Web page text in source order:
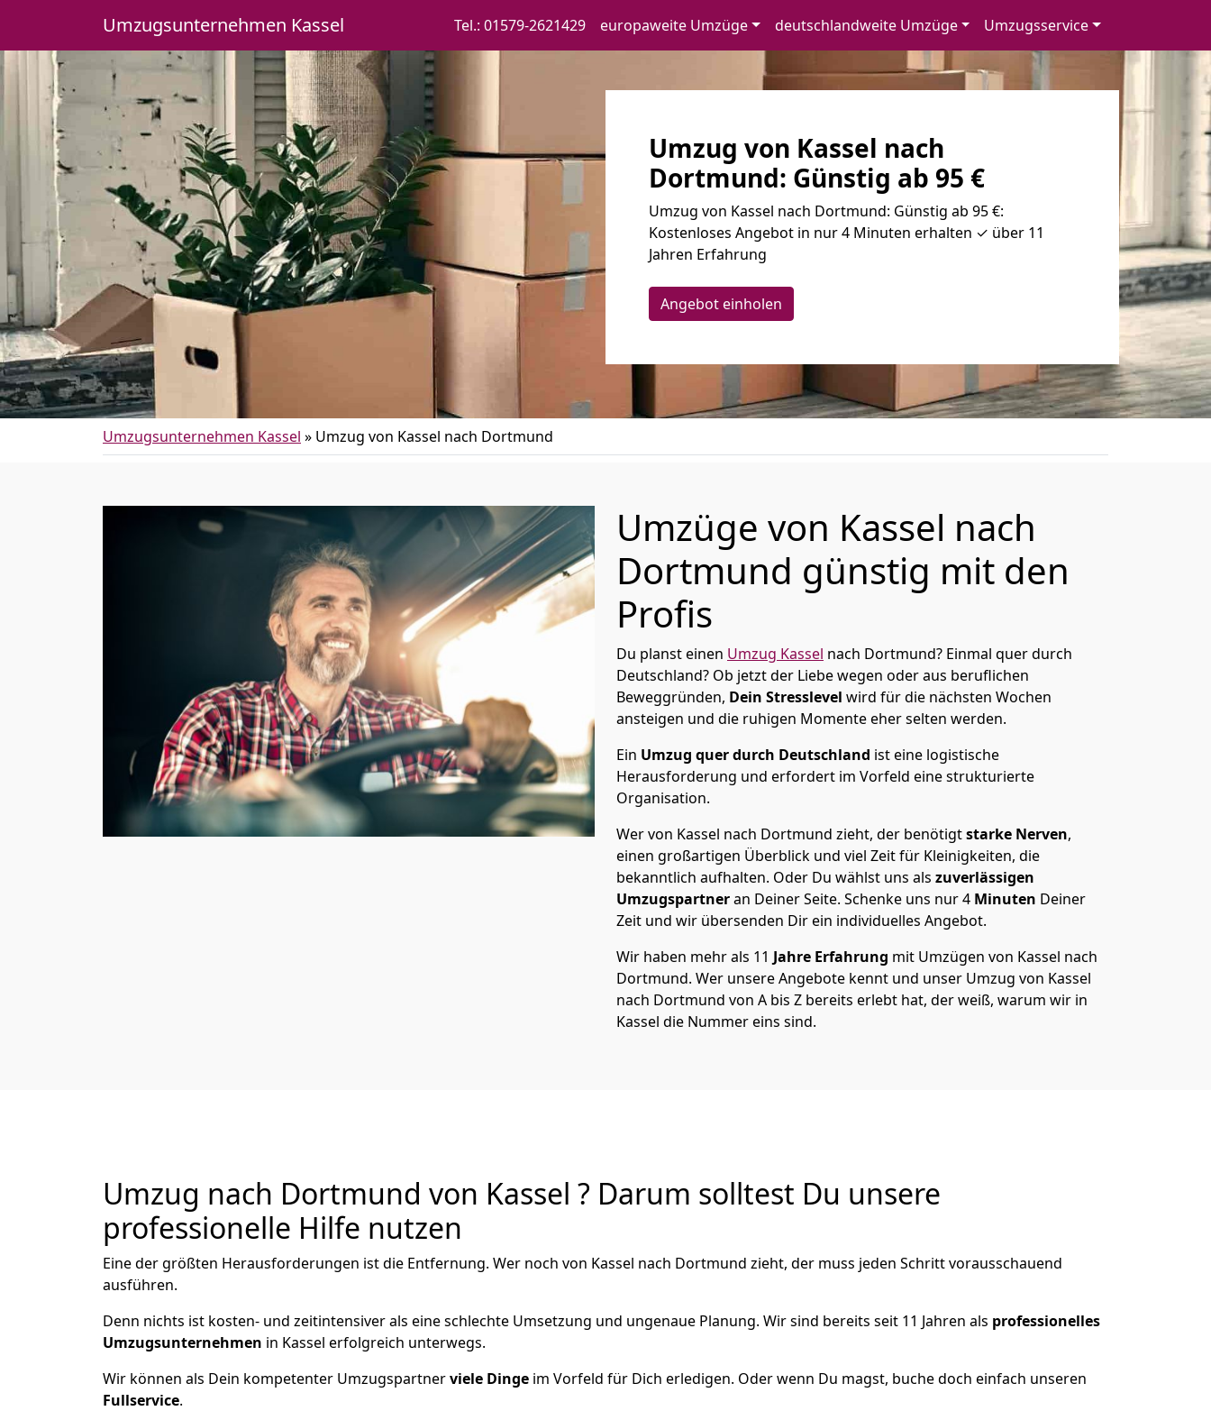
Umzugsunternehmen Kassel Tel.: 01579-2621429 europaweite Umzüge deutschlandweite Umzüge Umzugsservice
Umzug von Kassel nach
Dortmund: Günstig ab 95 €
Umzug von Kassel nach Dortmund: Günstig ab 95 €:
Kostenloses Angebot in nur 4 Minuten erhalten ✓ über 11
Jahren Erfahrung
Angebot einholen
Umzugsunternehmen Kassel » Umzug von Kassel nach Dortmund
Umzüge von Kassel nach
Dortmund günstig mit den
Profis
Du planst einen Umzug Kassel nach Dortmund? Einmal quer durch
Deutschland? Ob jetzt der Liebe wegen oder aus beruflichen
Beweggründen, Dein Stresslevel wird für die nächsten Wochen
ansteigen und die ruhigen Momente eher selten werden.
Ein Umzug quer durch Deutschland ist eine logistische
Herausforderung und erfordert im Vorfeld eine strukturierte
Organisation.
Wer von Kassel nach Dortmund zieht, der benötigtstarke Nerven,
einen großartigen Überblick und viel Zeit für Kleinigkeiten, die
bekanntlich aufhalten. Oder Du wählst uns als zuverlässigen
Umzugspartneran Deiner Seite. Schenke uns nur4 Minuten Deiner
Zeit und wir übersenden Dir ein individuelles Angebot.
Wir haben mehr als 11 Jahre Erfahrung mit Umzügen von Kassel nach
Dortmund. Wer unsere Angebote kennt und unser Umzug von Kassel
nach Dortmund von A bis Z bereits erlebt hat, der weiß, warum wir in
Kassel die Nummer eins sind.
Umzug nach Dortmund von Kassel ? Darum solltest Du unsere
professionelle Hilfe nutzen
Eine der größten Herausforderungen ist die Entfernung. Wer noch von Kassel nach Dortmund zieht, der muss jeden Schritt vorausschauend
ausführen.
Denn nichts ist kosten- und zeitintensiver als eine schlechte Umsetzung und ungenaue Planung. Wir sind bereits seit 11 Jahren als professionelles
Umzugsunternehmen in Kassel erfolgreich unterwegs.
Wir können als Dein kompetenter Umzugspartnerviele Dinge im Vorfeld für Dich erledigen. Oder wenn Du magst, buche doch einfach unseren
Fullservice.